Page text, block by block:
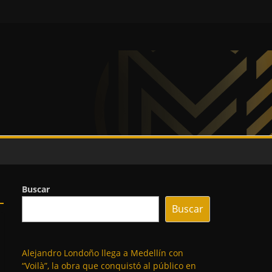
Buscar
Buscar
Alejandro Londoño llega a Medellín con
“Voilà”, la obra que conquistó al público en